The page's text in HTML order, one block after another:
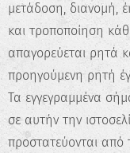
μετάδοση, διανομή,
και τροποποίηση
απαγορεύεται ρητά
προηγούμενη ρητή
Τα εγγεγραμμένα
σε αυτήν την
προστατεύονται από